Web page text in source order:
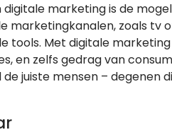
marketing is de
marketingkanalen, zoals tv
tools. Met digitale
en zelfs gedrag van
juiste mensen – degenen